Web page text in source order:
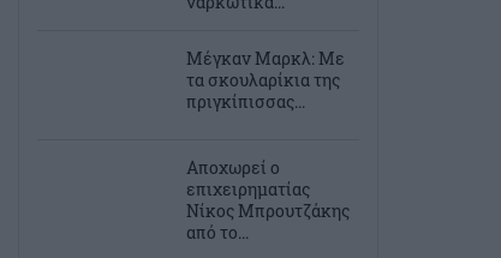
Μέγκαν Μαρκλ: Με
τα σκουλαρίκια της
πριγκίπισσας...
Αποχωρεί ο
επιχειρηματίας
Νίκος Μπρουτζάκης
από το...